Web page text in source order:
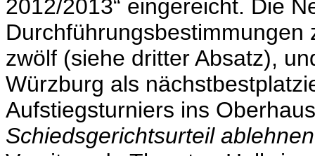
2012/2013“ eingereicht. Die
Durchführungsbestimmungen
zwölf (siehe dritter Absatz),
Würzburg als
Aufstiegsturniers ins
Schiedsgerichtsurteil